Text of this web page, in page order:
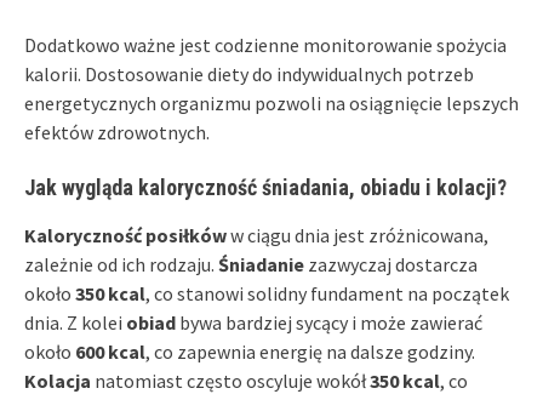
Dodatkowo ważne jest codzienne monitorowanie spożycia
kalorii. Dostosowanie diety do indywidualnych potrzeb
energetycznych organizmu pozwoli na osiągnięcie lepszych
efektów zdrowotnych.
Jak wygląda kaloryczność śniadania, obiadu i kolacji?
Kaloryczność posiłkóww ciągu dnia jest zróżnicowana,
zależnie od ich rodzaju. Śniadanie zazwyczaj dostarcza
około 350 kcal, co stanowi solidny fundament na początek
dnia. Z kolei obiad bywa bardziej sycący i może zawierać
około 600 kcal, co zapewnia energię na dalsze godziny.
Kolacja natomiast często oscyluje wokół350 kcal, co